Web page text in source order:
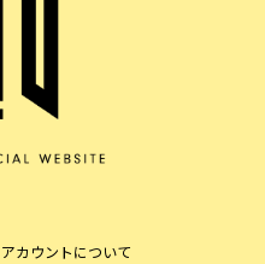
アカウントについて